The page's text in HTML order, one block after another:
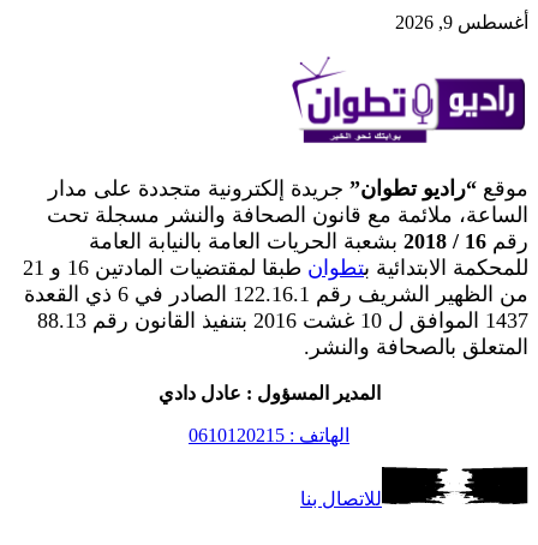
أغسطس 9, 2026
موقع “راديو تطوان” جريدة إلكترونية متجددة على مدار
الساعة، ملائمة مع قانون الصحافة والنشر مسجلة تحت
رقم 16 / 2018
بشعبة الحريات العامة بالنيابة العامة
للمحكمة الابتدائية بتطوان
طبقا لمقتضيات المادتين 16 و 21
من الظهير الشريف رقم 122.16.1 الصادر في 6 ذي القعدة
1437 الموافق ل 10 غشت 2016 بتنفيذ القانون رقم 88.13
المتعلق بالصحافة والنشر.
المدير المسؤول : عادل دادي
الهاتف : 0610120215
للاتصال بنا